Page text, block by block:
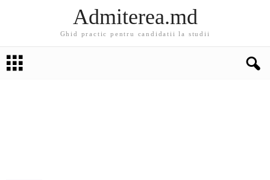
Admiterea.md
Ghid practic pentru candidatii la studii